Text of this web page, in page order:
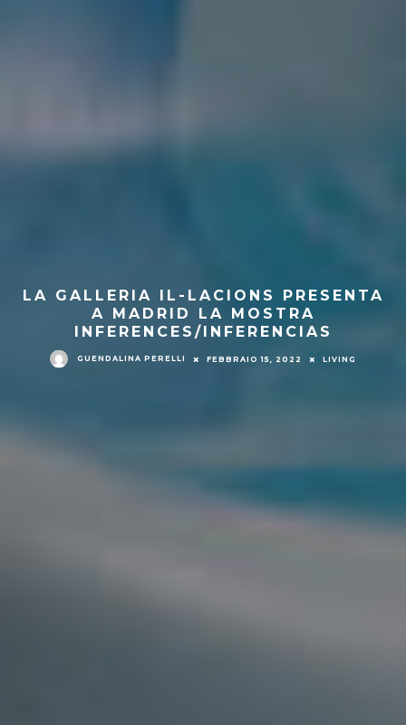
LA GALLERIA IL-LACIONS PRESENTA
A MADRID LA MOSTRA
INFERENCES/INFERENCIAS
GUENDALINA PERELLI FEBBRAIO 15, 2022 LIVING